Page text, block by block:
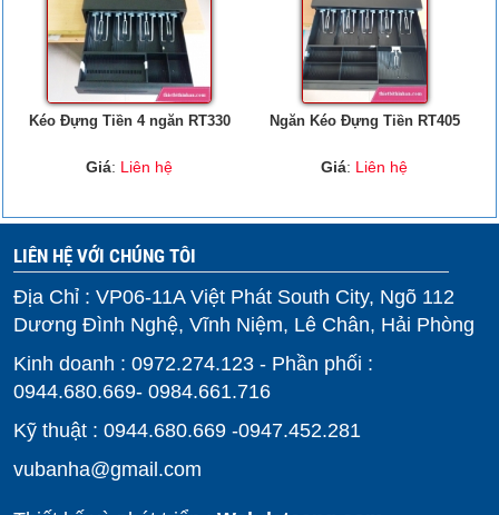
Kéo Đựng Tiền 4 ngăn RT330
Giá: Liên hệ
Ngăn Kéo Đựng Tiền RT405
Giá: Liên hệ
LIÊN HỆ VỚI CHÚNG TÔI
Địa Chỉ : VP06-11A Việt Phát South City, Ngõ 112
Dương Đình Nghệ, Vĩnh Niệm, Lê Chân, Hải Phòng
Kinh doanh : 0972.274.123 - Phần phối :
0944.680.669- 0984.661.716
Kỹ thuật : 0944.680.669 -0947.452.281
vubanha@gmail.com